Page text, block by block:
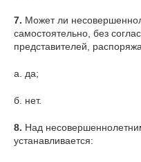
7. Может ли
самостоятельно, без
представителей,
а. да;
б. нет.
8. Над
устанавливается: